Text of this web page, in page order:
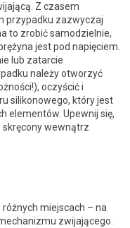
Z czasem
przypadku zazwyczaj
to zrobić samodzielnie,
jest pod napięciem.
lub zatarcie
należy otworzyć
oczyścić i
silikonowego, który jest
elementów. Upewnij się,
skręcony wewnątrz
miejscach – na
zwijającego.